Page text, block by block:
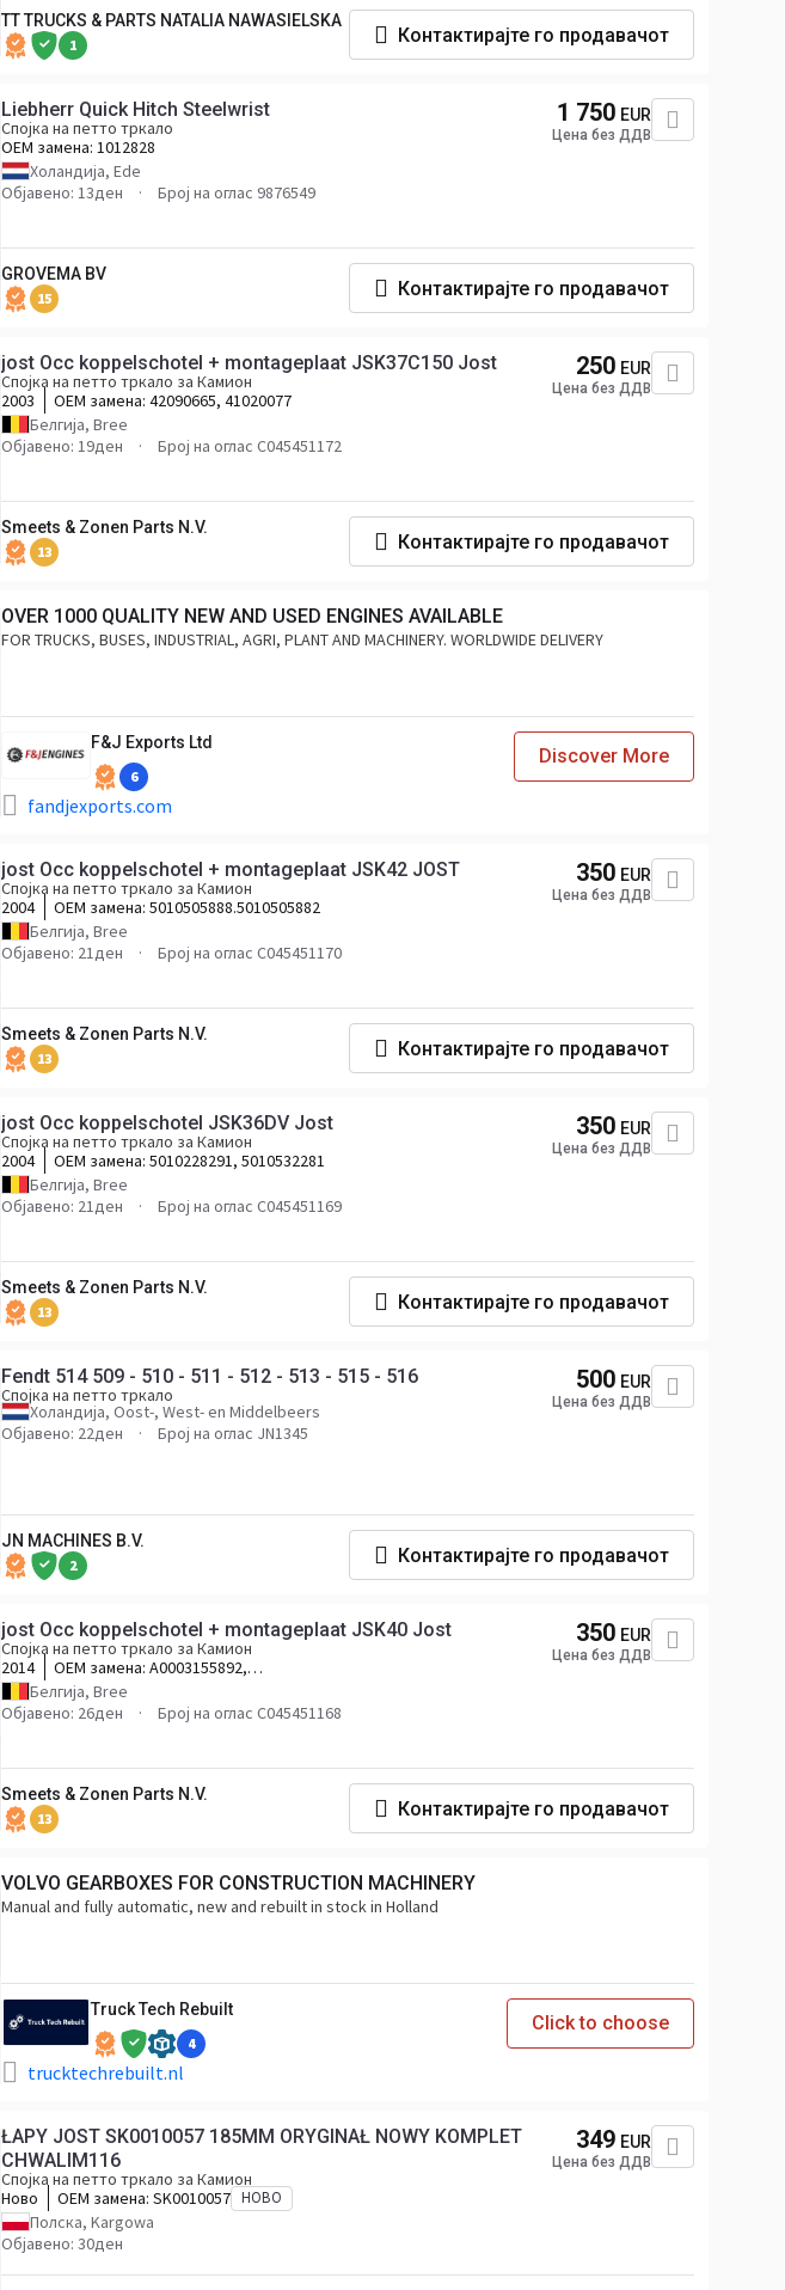
TT TRUCKS & PARTS NATALIA NAWASIELSKA
1 Контактирајте го продавачот
Liebherr Quick Hitch Steelwrist
Спојка на петто тркало
ОЕМ замена: 1012828
Холандија, Ede
Објавено: 13ден
Број на оглас 9876549
1 750 EUR
Цена без ДДВ
GROVEMA BV
15 Контактирајте го продавачот
jost Occ koppelschotel + montageplaat JSK37C150 Jost
Спојка на петто тркало за Камион
2003
ОЕМ замена: 42090665, 41020077
Белгија, Bree
Објавено: 19ден
Број на оглас C045451172
250 EUR
Цена без ДДВ
Smeets & Zonen Parts N.V.
13 Контактирајте го продавачот
OVER 1000 QUALITY NEW AND USED ENGINES AVAILABLE
FOR TRUCKS, BUSES, INDUSTRIAL, AGRI, PLANT AND MACHINERY. WORLDWIDE DELIVERY
F&J Exports Ltd
6
fandjexports.com
Discover More
jost Occ koppelschotel + montageplaat JSK42 JOST
Спојка на петто тркало за Камион
2004
ОЕМ замена: 5010505888.5010505882
Белгија, Bree
Објавено: 21ден
Број на оглас C045451170
350 EUR
Цена без ДДВ
Smeets & Zonen Parts N.V.
13 Контактирајте го продавачот
jost Occ koppelschotel JSK36DV Jost
Спојка на петто тркало за Камион
2004
ОЕМ замена: 5010228291, 5010532281
Белгија, Bree
Објавено: 21ден
Број на оглас C045451169
350 EUR
Цена без ДДВ
Smeets & Zonen Parts N.V.
13 Контактирајте го продавачот
Fendt 514 509 - 510 - 511 - 512 - 513 - 515 - 516
Спојка на петто тркало
Холандија, Oost-, West- en Middelbeers
Објавено: 22ден
Број на оглас JN1345
500 EUR
Цена без ДДВ
JN MACHINES B.V.
2 Контактирајте го продавачот
jost Occ koppelschotel + montageplaat JSK40 Jost
Спојка на петто тркало за Камион
2014
ОЕМ замена: A0003155892,
A9603170021
Белгија, Bree
Објавено: 26ден
Број на оглас C045451168
350 EUR
Цена без ДДВ
Smeets & Zonen Parts N.V.
13 Контактирајте го продавачот
VOLVO GEARBOXES FOR CONSTRUCTION MACHINERY
Manual and fully automatic, new and rebuilt in stock in Holland
Truck Tech Rebuilt
4
trucktechrebuilt.nl
Click to choose
ŁAPY JOST SK0010057 185MM ORYGINAŁ NOWY KOMPLET
CHWALIM116
Спојка на петто тркало за Камион
Ново
ОЕМ замена: SK0010057 НОВО
Полска, Kargowa
Објавено: 30ден
349 EUR
Цена без ДДВ